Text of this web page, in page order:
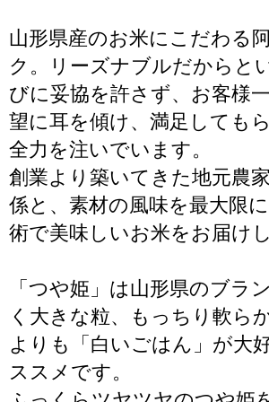
山形県産のお米にこだわる
ク。リーズナブルだからと
びに妥協を許さず、お客様
望に耳を傾け、満足しても
全力を注いでいます。
創業より築いてきた地元農
係と、素材の風味を最大限
術で美味しいお米をお届けし
「つや姫」は山形県のブラ
く大きな粒、もっちり軟ら
よりも「白いごはん」が大
ススメです。